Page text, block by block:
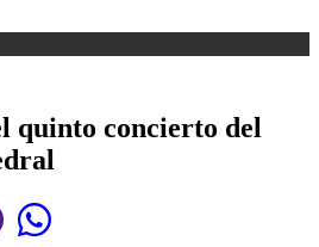
quinto concierto del